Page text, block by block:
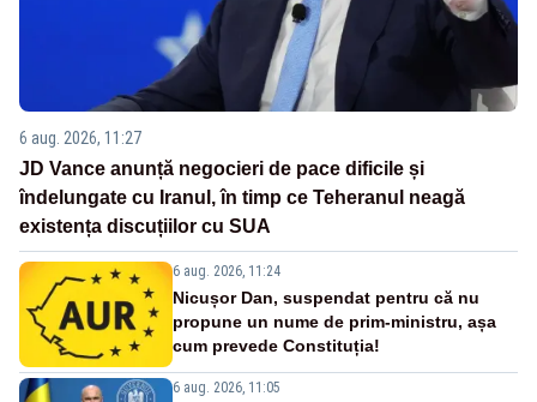
6 aug. 2026, 11:27
JD Vance anunță negocieri de pace dificile și
îndelungate cu Iranul, în timp ce Teheranul neagă
existența discuțiilor cu SUA
6 aug. 2026, 11:24
Nicușor Dan, suspendat pentru că nu
propune un nume de prim-ministru, așa
cum prevede Constituția!
6 aug. 2026, 11:05